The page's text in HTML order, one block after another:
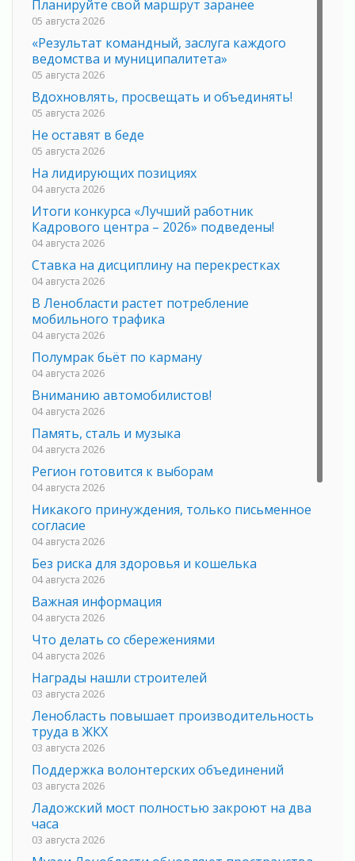
Планируйте свой маршрут заранее
05 августа 2026
«Результат командный, заслуга каждого
ведомства и муниципалитета»
05 августа 2026
Вдохновлять, просвещать и объединять!
05 августа 2026
Не оставят в беде
05 августа 2026
На лидирующих позициях
04 августа 2026
Итоги конкурса «Лучший работник
Кадрового центра – 2026» подведены!
04 августа 2026
Ставка на дисциплину на перекрестках
04 августа 2026
В Ленобласти растет потребление
мобильного трафика
04 августа 2026
Полумрак бьёт по карману
04 августа 2026
Вниманию автомобилистов!
04 августа 2026
Память, сталь и музыка
04 августа 2026
Регион готовится к выборам
04 августа 2026
Никакого принуждения, только письменное
согласие
04 августа 2026
Без риска для здоровья и кошелька
04 августа 2026
Важная информация
04 августа 2026
Что делать со сбережениями
04 августа 2026
Награды нашли строителей
03 августа 2026
Ленобласть повышает производительность
труда в ЖКХ
03 августа 2026
Поддержка волонтерских объединений
03 августа 2026
Ладожский мост полностью закроют на два
часа
03 августа 2026